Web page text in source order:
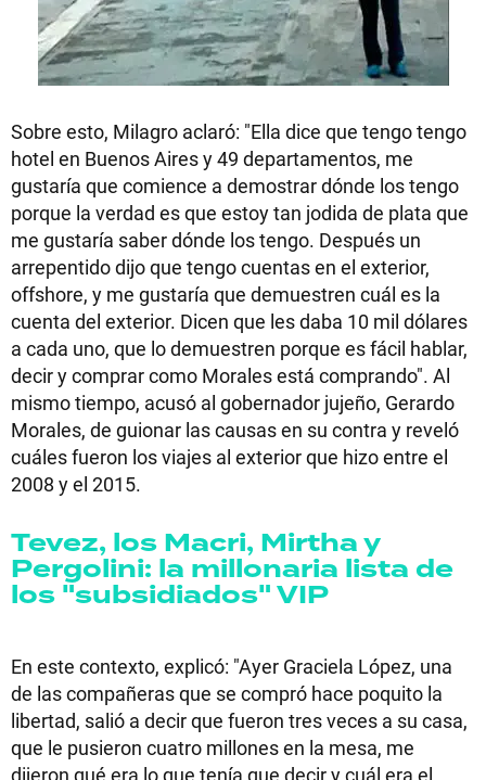
Sobre esto, Milagro aclaró: "Ella dice que tengo tengo
hotel en Buenos Aires y 49 departamentos, me
gustaría que comience a demostrar dónde los tengo
porque la verdad es que estoy tan jodida de plata que
me gustaría saber dónde los tengo. Después un
arrepentido dijo que tengo cuentas en el exterior,
offshore, y me gustaría que demuestren cuál es la
cuenta del exterior. Dicen que les daba 10 mil dólares
a cada uno, que lo demuestren porque es fácil hablar,
decir y comprar como Morales está comprando". Al
mismo tiempo, acusó al gobernador jujeño, Gerardo
Morales, de guionar las causas en su contra y reveló
cuáles fueron los viajes al exterior que hizo entre el
2008 y el 2015.
Tevez, los Macri, Mirtha y
Pergolini: la millonaria lista de
los "subsidiados" VIP
En este contexto, explicó: "Ayer Graciela López, una
de las compañeras que se compró hace poquito la
libertad, salió a decir que fueron tres veces a su casa,
que le pusieron cuatro millones en la mesa, me
dijeron qué era lo que tenía que decir y cuál era el